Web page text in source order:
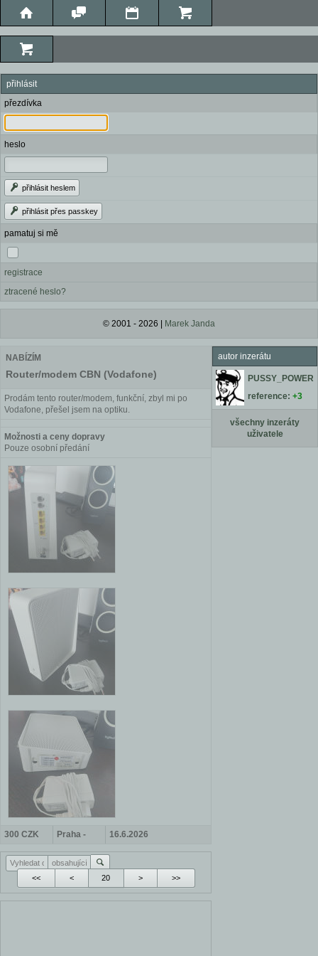
přihlásit
přezdívka
heslo
přihlásit heslem
přihlásit přes passkey
pamatuj si mě
registrace
ztracené heslo?
© 2001 - 2026 | Marek Janda
autor inzerátu
PUSSY_POWER
reference: +3
všechny inzeráty
uživatele
NABÍZÍM
Router/modem CBN (Vodafone)
Prodám tento router/modem, funkční, zbyl mi po
Vodafone, přešel jsem na optiku.
Možnosti a ceny dopravy
Pouze osobní předání
300 CZK
Praha -
Vršovice
16.6.2026
<< < > >>